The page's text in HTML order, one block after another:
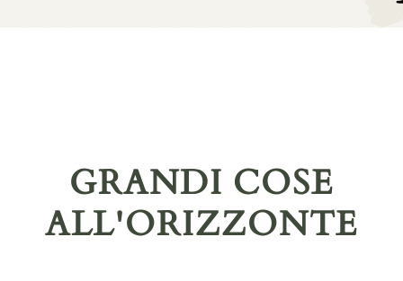
GRANDI COSE
ALL'ORIZZONTE